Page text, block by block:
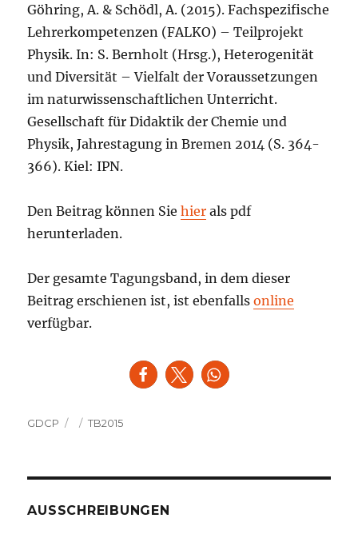
Göhring, A. & Schödl, A. (2015). Fachspezifische
Lehrerkompetenzen (FALKO) – Teilprojekt
Physik. In: S. Bernholt (Hrsg.), Heterogenität
und Diversität – Vielfalt der Voraussetzungen
im naturwissenschaftlichen Unterricht.
Gesellschaft für Didaktik der Chemie und
Physik, Jahrestagung in Bremen 2014 (S. 364-
366). Kiel: IPN.
Den Beitrag können Siehier als pdf
herunterladen.
Der gesamte Tagungsband, in dem dieser
Beitrag erschienen ist, ist ebenfallsonline
verfügbar.
Autor
GDCP
Veröffentlicht
Kategorien
TB2015
AUSSCHREIBUNGEN